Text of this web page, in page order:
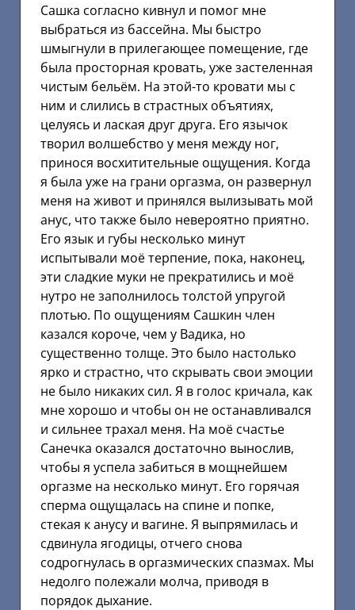
Сашка согласно кивнул и помог мне
выбраться из бассейна. Мы быстро
шмыгнули в прилегающее помещение, где
была просторная кровать, уже застеленная
чистым бельём. На этой-то кровати мы с
ним и слились в страстных объятиях,
целуясь и лаская друг друга. Его язычок
творил волшебство у меня между ног,
принося восхитительные ощущения. Когда
я была уже на грани оргазма, он развернул
меня на живот и принялся вылизывать мой
анус, что также было невероятно приятно.
Его язык и губы несколько минут
испытывали моё терпение, пока, наконец,
эти сладкие муки не прекратились и моё
нутро не заполнилось толстой упругой
плотью. По ощущениям Сашкин член
казался короче, чем у Вадика, но
существенно толще. Это было настолько
ярко и страстно, что скрывать свои эмоции
не было никаких сил. Я в голос кричала, как
мне хорошо и чтобы он не останавливался
и сильнее трахал меня. На моё счастье
Санечка оказался достаточно вынослив,
чтобы я успела забиться в мощнейшем
оргазме на несколько минут. Его горячая
сперма ощущалась на спине и попке,
стекая к анусу и вагине. Я выпрямилась и
сдвинула ягодицы, отчего снова
содрогнулась в оргазмических спазмах. Мы
недолго полежали молча, приводя в
порядок дыхание.